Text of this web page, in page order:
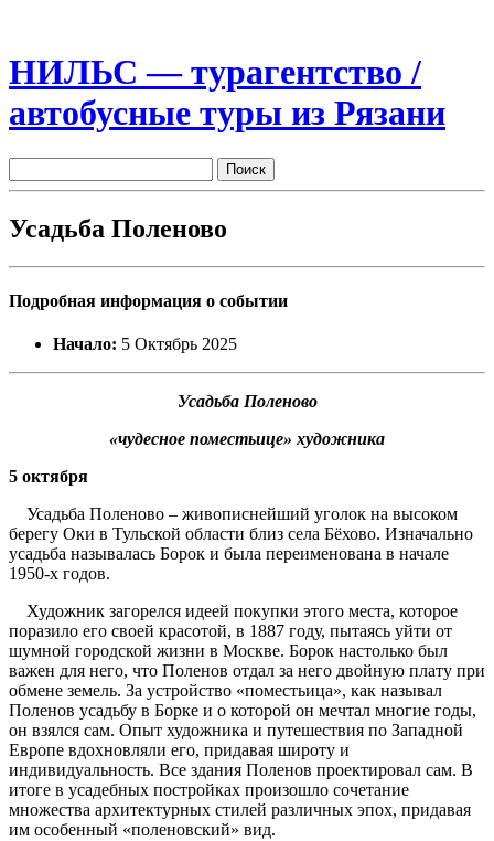
НИЛЬС — турагентство /
автобусные туры из Рязани
Усадьба Поленово
Подробная информация о событии
Начало: 5 Октябрь 2025
Усадьба Поленово
«чудесное поместьице» художника
5 октября
Усадьба Поленово – живописнейший уголок на высоком
берегу Оки в Тульской области близ села Бёхово. Изначально
усадьба называлась Борок и была переименована в начале
1950-х годов.
Художник загорелся идеей покупки этого места, которое
поразило его своей красотой, в 1887 году, пытаясь уйти от
шумной городской жизни в Москве. Борок настолько был
важен для него, что Поленов отдал за него двойную плату при
обмене земель. За устройство «поместьица», как называл
Поленов усадьбу в Борке и о которой он мечтал многие годы,
он взялся сам. Опыт художника и путешествия по Западной
Европе вдохновляли его, придавая широту и
индивидуальность. Все здания Поленов проектировал сам. В
итоге в усадебных постройках произошло сочетание
множества архитектурных стилей различных эпох, придавая
им особенный «поленовский» вид.